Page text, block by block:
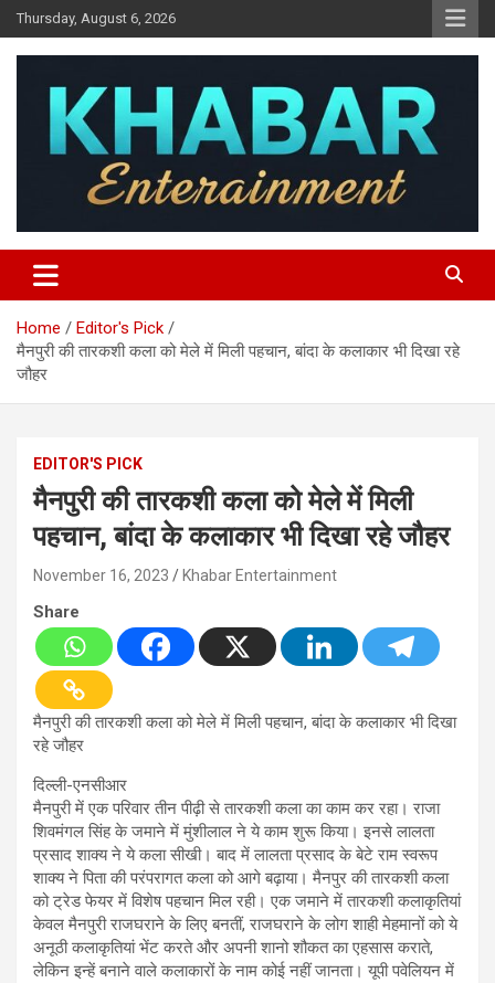
Skip
to
content
Thursday, August 6, 2026
Khabar Entertainment
Home
Editor's Pick
मैनपुरी की तारकशी कला को मेले में मिली पहचान, बांदा के कलाकार भी दिखा रहे
जौहर
EDITOR'S PICK
मैनपुरी की तारकशी कला को मेले में मिली
पहचान, बांदा के कलाकार भी दिखा रहे जौहर
November 16, 2023 Khabar Entertainment
Share
मैनपुरी की तारकशी कला को मेले में मिली पहचान, बांदा के कलाकार भी दिखा
रहे जौहर
दिल्ली-एनसीआर
मैनपुरी में एक परिवार तीन पीढ़ी से तारकशी कला का काम कर रहा। राजा
शिवमंगल सिंह के जमाने में मुंशीलाल ने ये काम शुरू किया। इनसे लालता
प्रसाद शाक्य ने ये कला सीखी। बाद में लालता प्रसाद के बेटे राम स्वरूप
शाक्य ने पिता की परंपरागत कला को आगे बढ़ाया। मैनपुर की तारकशी कला
को ट्रेड फेयर में विशेष पहचान मिल रही। एक जमाने में तारकशी कलाकृतियां
केवल मैनपुरी राजघराने के लिए बनतीं, राजघराने के लोग शाही मेहमानों को ये
अनूठी कलाकृतियां भेंट करते और अपनी शानो शौकत का एहसास कराते,
लेकिन इन्हें बनाने वाले कलाकारों के नाम कोई नहीं जानता। यूपी पवेलियन में